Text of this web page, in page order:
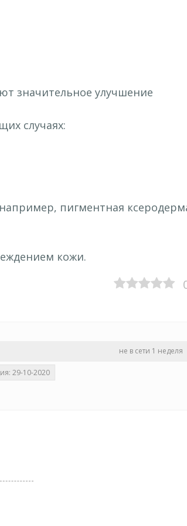
значительное улучшение
случаях:
пигментная
кожи.
не в сети 1 неделя
29-10-2020